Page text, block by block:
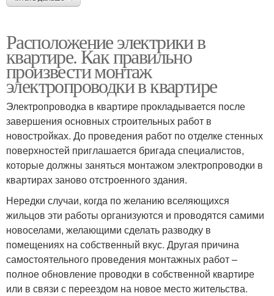
Расположение электрики в
квартире. Как правильно
произвести монтаж
электропроводки в квартире
Электропроводка в квартире прокладывается после
завершения основных строительных работ в
новостройках. До проведения работ по отделке стенных
поверхностей приглашается бригада специалистов,
которые должны заняться монтажом электропроводки в
квартирах заново отстроенного здания.
Нередки случаи, когда по желанию вселяющихся
жильцов эти работы организуются и проводятся самими
новоселами, желающими сделать разводку в
помещениях на собственный вкус. Другая причина
самостоятельного проведения монтажных работ –
полное обновление проводки в собственной квартире
или в связи с переездом на новое место жительства.